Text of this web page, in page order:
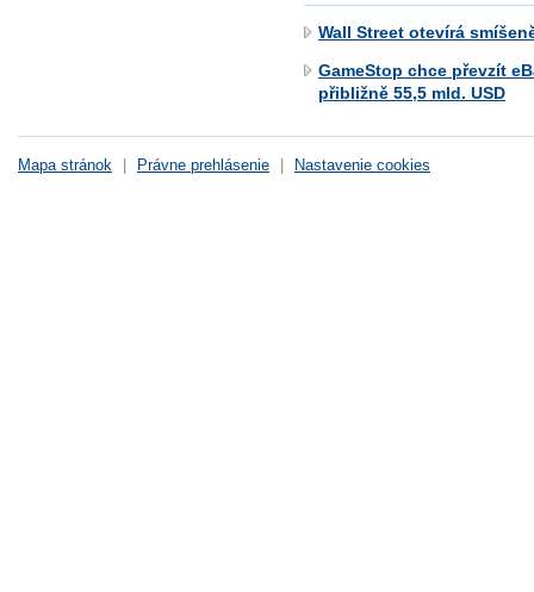
Wall Street otevírá
GameStop chce převzít
přibližně 55,5 mld. USD
Mapa stránok Právne prehlásenie Nastavenie cookies